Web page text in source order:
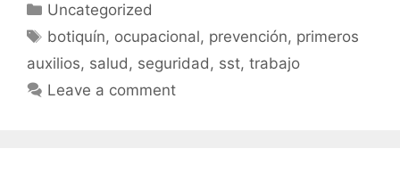
Uncategorized
botiquín, ocupacional, prevención, primeros
auxilios, salud, seguridad, sst, trabajo
Leave a comment